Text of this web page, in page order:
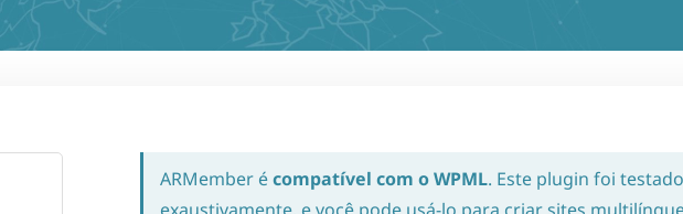
ARMember écompatível com o WPML. Este plugin foi testado